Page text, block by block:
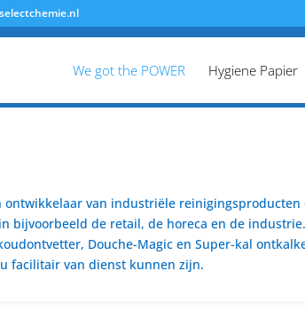
We got the POWER Hygiene Papier
ontwikkelaar van industriële
bijvoorbeeld de retail, de horeca en de
Douche-Magic en Super-kal
facilitair van dienst kunnen zijn.